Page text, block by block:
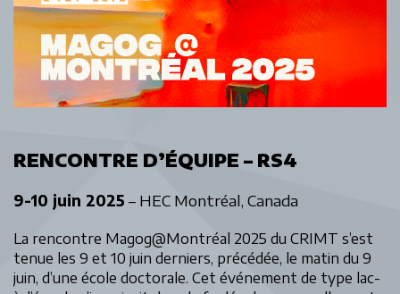
RENCONTRE D’ÉQUIPE – RS4
9-10 juin 2025 – HEC Montréal, Canada
La rencontre Magog@Montréal 2025 du CRIMT s’est
tenue les 9 et 10 juin derniers, précédée, le matin du 9
juin, d’une école doctorale. Cet événement de type lac-